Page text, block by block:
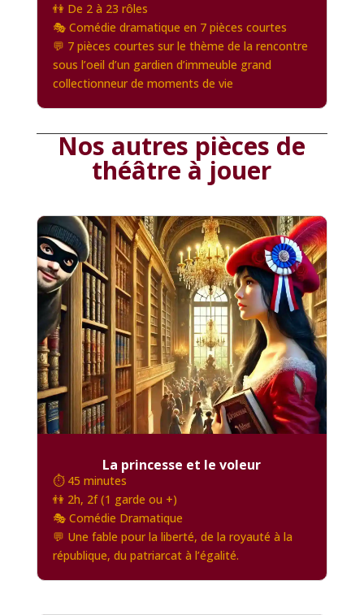
👫 De 2 à 23 rôles
🎭 Comédie dramatique en 7 pièces courtes
💬 7 pièces courtes sur le thème de la rencontre
sous l’oeil d’un gardien d’immeuble grand
collectionneur de moments de vie
Nos autres pièces de
théâtre à jouer
La princesse et le voleur
⏱️ 45 minutes
👫 2h, 2f (1 garde ou +)
🎭 Comédie Dramatique
💬 Une fable pour la liberté, de la royauté à la
république, du patriarcat à l’égalité.